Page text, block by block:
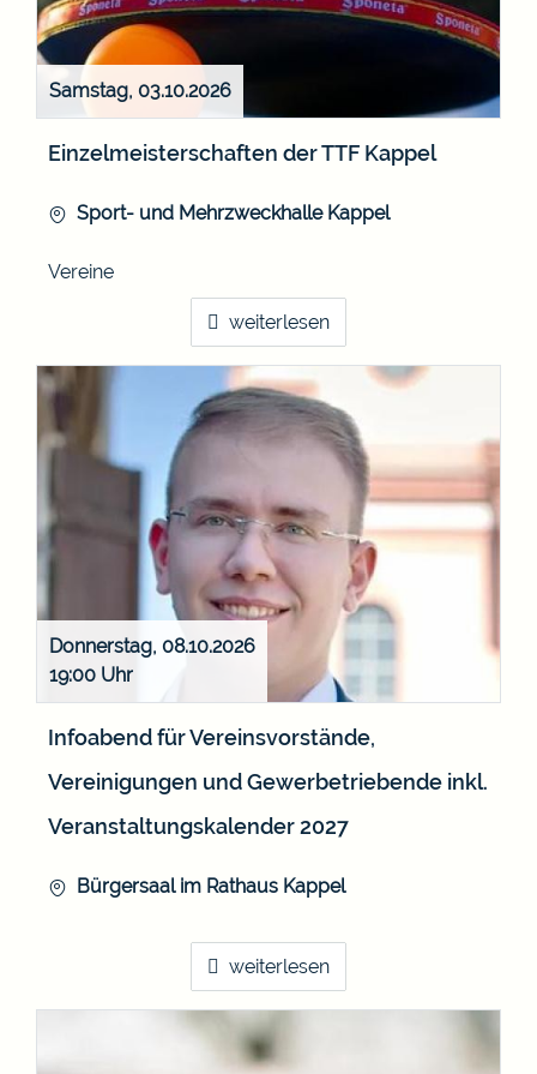
Samstag, 03.10.2026
Einzelmeisterschaften der TTF Kappel
Sport- und Mehrzweckhalle Kappel
Vereine
weiterlesen
Donnerstag, 08.10.2026
19:00
Infoabend für Vereinsvorstände,
Vereinigungen und Gewerbetriebende inkl.
Veranstaltungskalender 2027
Bürgersaal im Rathaus Kappel
weiterlesen